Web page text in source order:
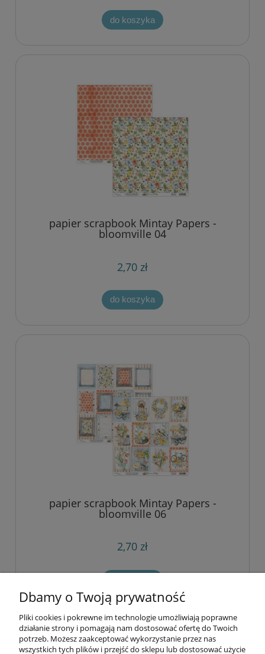
do koszyka
papier scrapbook Mintay Papers -
bloomville 04
2,70 zł
do koszyka
papier scrapbook Mintay Papers -
bloomville 06
2,70 zł
Informacje
Dbamy o Twoją prywatność
Pliki cookies i pokrewne im technologie umożliwiają poprawne
działanie strony i pomagają nam dostosować ofertę do Twoich
potrzeb. Możesz zaakceptować wykorzystanie przez nas
wszystkich tych plików i przejść do sklepu lub dostosować użycie